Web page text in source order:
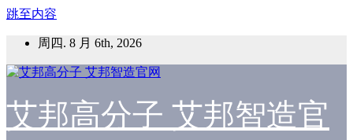
跳至内容
周四. 8 月 6th, 2026
艾邦高分子 艾邦智造官